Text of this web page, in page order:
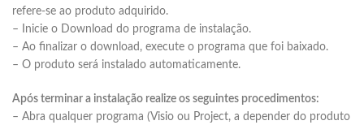
refere-se ao produto adquirido.
– Inicie o Download do programa de instalação.
– Ao finalizar o download, execute o programa que foi baixado.
– O produto será instalado automaticamente.
Após terminar a instalação realize os seguintes procedimentos:
– Abra qualquer programa (Visio ou Project, a depender do produto